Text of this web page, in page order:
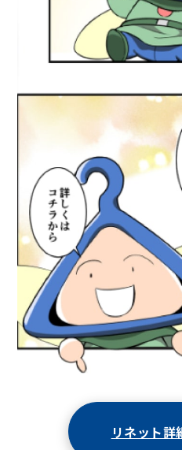
リネット詳